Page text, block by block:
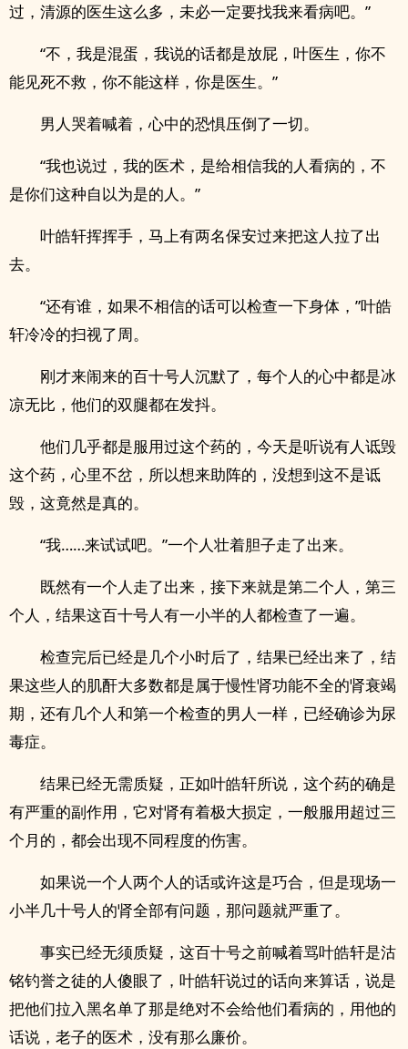
过，清源的医生这么多，未必一定要找我来看病吧。”
“不，我是混蛋，我说的话都是放屁，叶医生，你不
能见死不救，你不能这样，你是医生。”
男人哭着喊着，心中的恐惧压倒了一切。
“我也说过，我的医术，是给相信我的人看病的，不
是你们这种自以为是的人。”
叶皓轩挥挥手，马上有两名保安过来把这人拉了出
去。
“还有谁，如果不相信的话可以检查一下身体，”叶皓
轩冷冷的扫视了周。
刚才来闹来的百十号人沉默了，每个人的心中都是冰
凉无比，他们的双腿都在发抖。
他们几乎都是服用过这个药的，今天是听说有人诋毁
这个药，心里不岔，所以想来助阵的，没想到这不是诋
毁，这竟然是真的。
“我……来试试吧。”一个人壮着胆子走了出来。
既然有一个人走了出来，接下来就是第二个人，第三
个人，结果这百十号人有一小半的人都检查了一遍。
检查完后已经是几个小时后了，结果已经出来了，结
果这些人的肌酐大多数都是属于慢性肾功能不全的肾衰竭
期，还有几个人和第一个检查的男人一样，已经确诊为尿
毒症。
结果已经无需质疑，正如叶皓轩所说，这个药的确是
有严重的副作用，它对肾有着极大损定，一般服用超过三
个月的，都会出现不同程度的伤害。
如果说一个人两个人的话或许这是巧合，但是现场一
小半几十号人的肾全部有问题，那问题就严重了。
事实已经无须质疑，这百十号之前喊着骂叶皓轩是沽
铭钓誉之徒的人傻眼了，叶皓轩说过的话向来算话，说是
把他们拉入黑名单了那是绝对不会给他们看病的，用他的
话说，老子的医术，没有那么廉价。